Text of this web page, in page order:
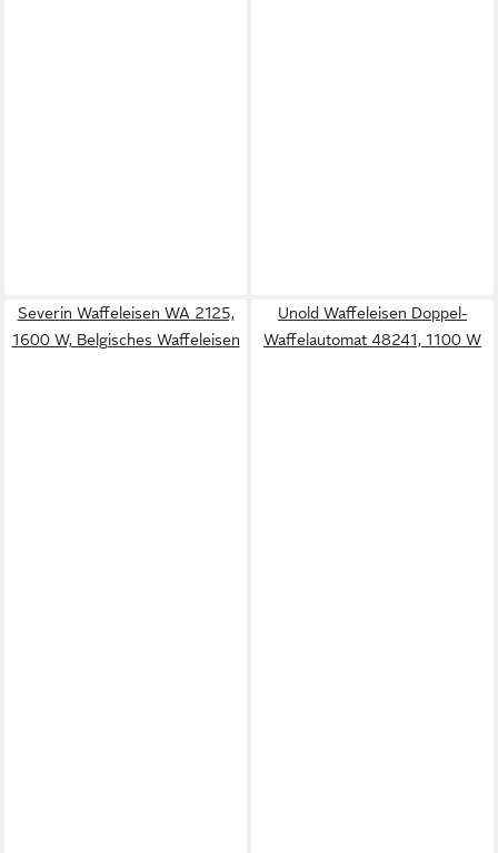
Severin Waffeleisen WA 2125,
1600 W, Belgisches Waffeleisen
Unold Waffeleisen Doppel-
Waffelautomat 48241, 1100 W